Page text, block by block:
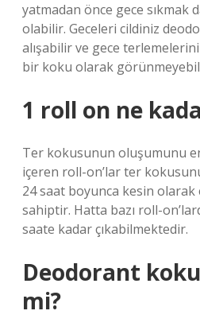
yatmadan önce gece sıkmak
olabilir. Geceleri cildiniz
alışabilir ve gece
bir koku olarak
1 roll on ne
Ter kokusunun oluşumunu
içeren roll-on’lar ter
24 saat boyunca kesin
sahiptir. Hatta bazı roll-
saate kadar çıkabilmektedir.
Deodorant
mi?